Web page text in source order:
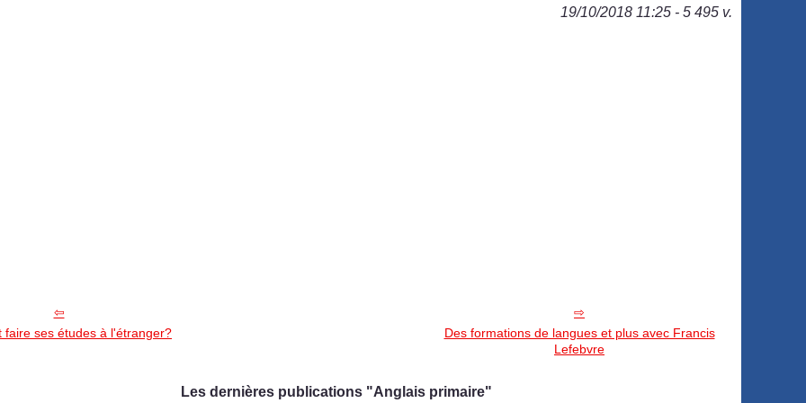
19/10/2018 11:25 - 5 495 v.
faire ses études à l'étranger?
Des formations de langues et plus avec Francis
Lefebvre
Les dernières publications "Anglais primaire"